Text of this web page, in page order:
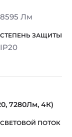
8595 Лм
IP20
7280Лм, 4К)